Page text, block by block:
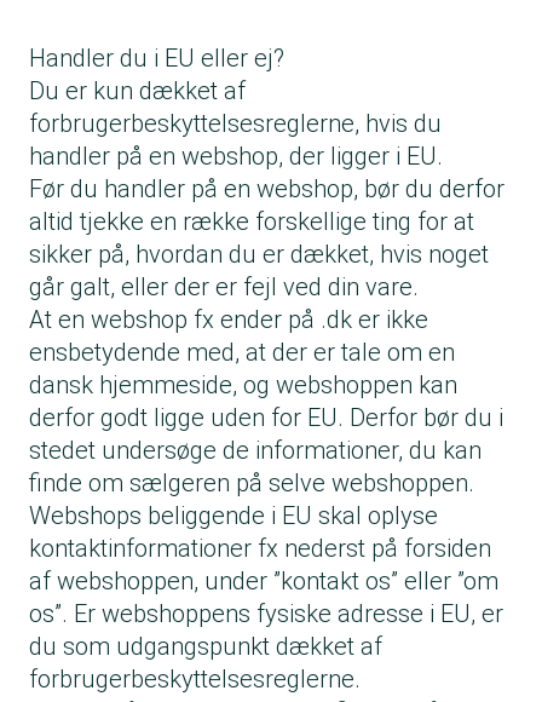
Handler du i EU eller ej?
Du er kun dækket af
forbrugerbeskyttelsesreglerne, hvis du
handler på en webshop, der ligger i EU.
Før du handler på en webshop, bør du derfor
altid tjekke en række forskellige ting for at
sikker på, hvordan du er dækket, hvis noget
går galt, eller der er fejl ved din vare.
At en webshop fx ender på .dk er ikke
ensbetydende med, at der er tale om en
dansk hjemmeside, og webshoppen kan
derfor godt ligge uden for EU. Derfor bør du i
stedet undersøge de informationer, du kan
finde om sælgeren på selve webshoppen.
Webshops beliggende i EU skal oplyse
kontaktinformationer fx nederst på forsiden
af webshoppen, under ”kontakt os” eller ”om
os”. Er webshoppens fysiske adresse i EU, er
du som udgangspunkt dækket af
forbrugerbeskyttelsesreglerne.